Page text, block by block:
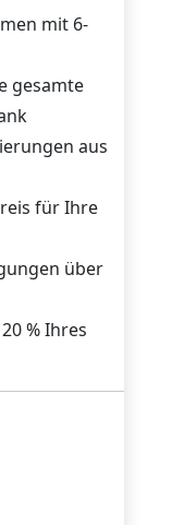
mit 6-
gesamte
aus
für Ihre
über
% Ihres